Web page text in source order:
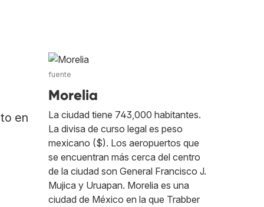
en
fuente
Morelia
La ciudad tiene 743,000 habitantes.
La divisa de curso legal es peso
mexicano ($). Los aeropuertos que
se encuentran más cerca del centro
de la ciudad son General Francisco J.
Mujica y Uruapan. Morelia es una
ciudad de México en la que Trabber